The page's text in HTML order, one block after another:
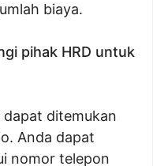
biaya.
pihak HRD untuk
ditemukan
Anda dapat
nomor telepon